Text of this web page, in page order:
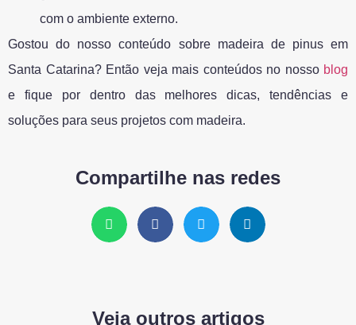
com o ambiente externo.
Gostou do nosso conteúdo sobre madeira de pinus em
Santa Catarina? Então veja mais conteúdos no nosso blog
e fique por dentro das melhores dicas, tendências e
soluções para seus projetos com madeira.
Compartilhe nas redes
Veja outros artigos